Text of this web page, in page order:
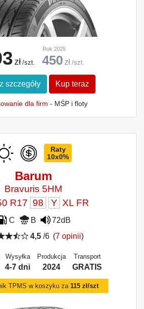
zł /szt.
Rok 2025
450zł /szt.
szczegóły Kup teraz
dla firm - MŚP i floty
Raty
10x0%
Barum
Bravuris 5HM
R17 98 Y XL FR
C B
72dB
4,5 /6 (7 opinii)
Wysyłka
4-7 dni
Produkcja
2024
Transport
GRATIS
TPMS w koszyku za115 zł/szt